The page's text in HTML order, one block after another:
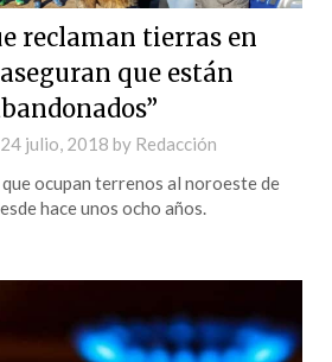
reclaman tierras en
que están
24 julio, 2018 by Redacción
ocupan terrenos al noroeste de
hace unos ocho años.